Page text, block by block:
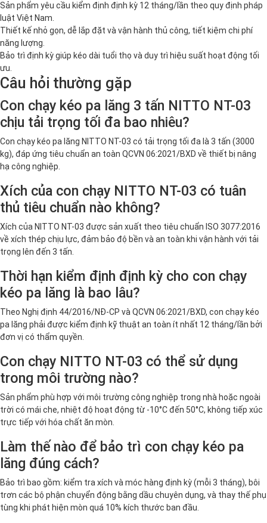
Sản phẩm yêu cầu kiểm định định kỳ 12 tháng/lần theo quy định pháp
luật Việt Nam.
Thiết kế nhỏ gọn, dễ lắp đặt và vận hành thủ công, tiết kiệm chi phí
năng lượng.
Bảo trì định kỳ giúp kéo dài tuổi thọ và duy trì hiệu suất hoạt động tối
ưu.
Câu hỏi thường gặp
Con chạy kéo pa lăng 3 tấn NITTO NT-03
chịu tải trọng tối đa bao nhiêu?
Con chạy kéo pa lăng NITTO NT-03 có tải trọng tối đa là 3 tấn (3000
kg), đáp ứng tiêu chuẩn an toàn QCVN 06:2021/BXD về thiết bị nâng
hạ công nghiệp.
Xích của con chạy NITTO NT-03 có tuân
thủ tiêu chuẩn nào không?
Xích của NITTO NT-03 được sản xuất theo tiêu chuẩn ISO 3077:2016
về xích thép chịu lực, đảm bảo độ bền và an toàn khi vận hành với tải
trọng lên đến 3 tấn.
Thời hạn kiểm định định kỳ cho con chạy
kéo pa lăng là bao lâu?
Theo Nghị định 44/2016/NĐ-CP và QCVN 06:2021/BXD, con chạy kéo
pa lăng phải được kiểm định kỹ thuật an toàn ít nhất 12 tháng/lần bởi
đơn vị có thẩm quyền.
Con chạy NITTO NT-03 có thể sử dụng
trong môi trường nào?
Sản phẩm phù hợp với môi trường công nghiệp trong nhà hoặc ngoài
trời có mái che, nhiệt độ hoạt động từ -10°C đến 50°C, không tiếp xúc
trực tiếp với hóa chất ăn mòn.
Làm thế nào để bảo trì con chạy kéo pa
lăng đúng cách?
Bảo trì bao gồm: kiểm tra xích và móc hàng định kỳ (mỗi 3 tháng), bôi
trơn các bộ phận chuyển động bằng dầu chuyên dụng, và thay thế phụ
tùng khi phát hiện mòn quá 10% kích thước ban đầu.